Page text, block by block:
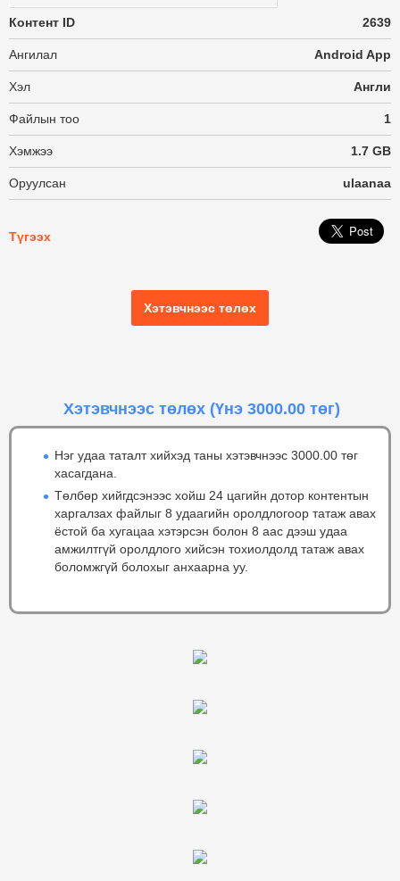
Контент ID 2639
Ангилал Android App
Хэл Англи
Файлын тоо 1
Хэмжээ 1.7 GB
Оруулсан ulaanaa
Түгээх
Хэтэвчнээс төлөх
Хэтэвчнээс төлөх (Үнэ 3000.00 төг)
Нэг удаа таталт хийхэд таны хэтэвчнээс 3000.00 төг
хасагдана.
Төлбөр хийгдсэнээс хойш 24 цагийн дотор контентын
харгалзах файлыг 8 удаагийн оролдлогоор татаж авах
ёстой ба хугацаа хэтэрсэн болон 8 аас дээш удаа
амжилтгүй оролдлого хийсэн тохиолдолд татаж авах
боломжгүй болохыг анхаарна уу.